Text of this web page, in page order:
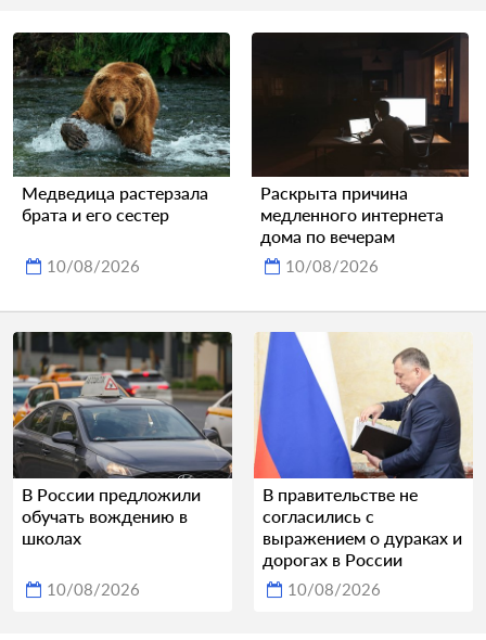
Медведица растерзала
брата и его сестер
10/08/2026
Раскрыта причина
медленного интернета
дома по вечерам
10/08/2026
В России предложили
обучать вождению в
школах
10/08/2026
В правительстве не
согласились с
выражением о дураках и
дорогах в России
10/08/2026